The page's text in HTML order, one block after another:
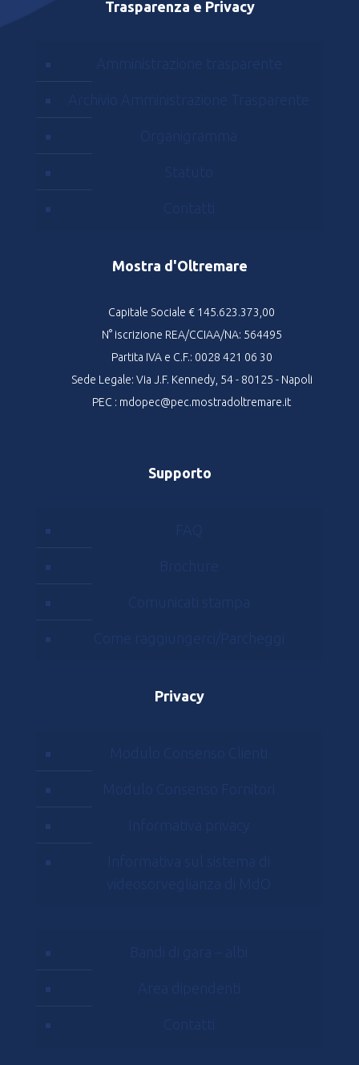
Trasparenza e Privacy
Amministrazione trasparente
Archivio Amministrazione Trasparente
Organigramma
Statuto
Contatti
Mostra d'Oltremare
Capitale Sociale € 145.623.373,00
N° iscrizione REA/CCIAA/NA: 564495
Partita IVA e C.F.: 0028 421 06 30
Sede Legale: Via J.F. Kennedy, 54 - 80125 - Napoli
PEC : mdopec@pec.mostradoltremare.it
Supporto
FAQ
Brochure
Comunicati stampa
Come raggiungerci/Parcheggi
Privacy
Modulo Consenso Clienti
Modulo Consenso Fornitori
Informativa privacy
Informativa sul sistema di
videosorveglianza di MdO
Bandi di gara – albi
Area dipendenti
Contatti